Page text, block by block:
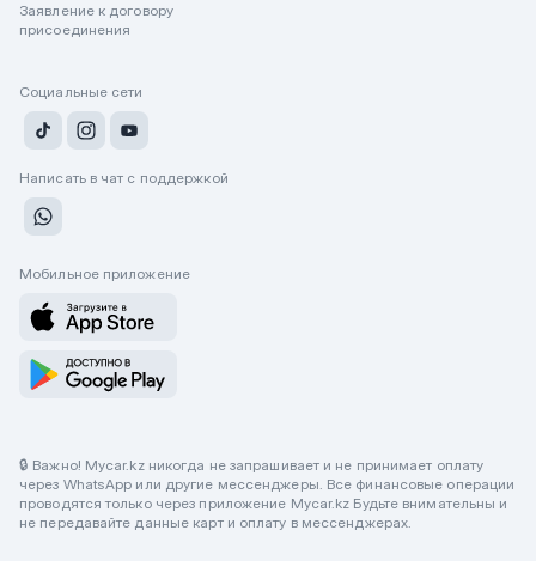
Заявление к договору
присоединения
Социальные сети
Написать в чат с поддержкой
Мобильное приложение
🔒 Важно! Mycar.kz никогда не запрашивает и не принимает оплату
через WhatsApp или другие мессенджеры. Все финансовые операции
проводятся только через приложение Mycar.kz Будьте внимательны и
не передавайте данные карт и оплату в мессенджерах.